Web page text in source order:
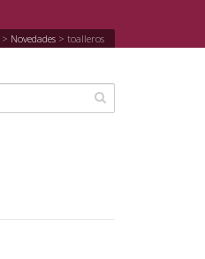
> Novedades > toalleros